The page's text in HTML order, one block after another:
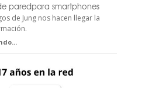
paredpara smartphones
de Jung nos hacen llegar la